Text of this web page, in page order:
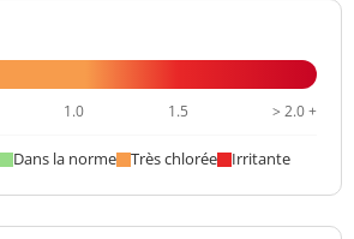
1.0 1.5 > 2.0 +
Dans la norme Très chlorée Irritante